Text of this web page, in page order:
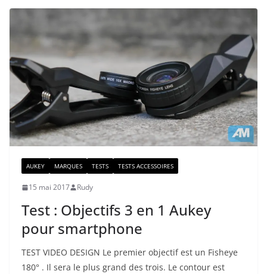
AUKEY MARQUES TESTS TESTS ACCESSOIRES
15 mai 2017 Rudy
Test : Objectifs 3 en 1 Aukey
pour smartphone
TEST VIDEO DESIGN Le premier objectif est un Fisheye
180° . Il sera le plus grand des trois. Le contour est